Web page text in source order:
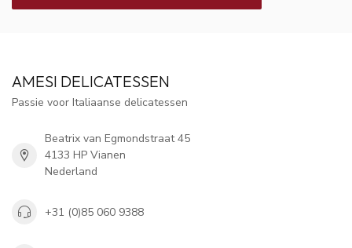
AMESI DELICATESSEN
Passie voor Italiaanse delicatessen
Beatrix van Egmondstraat 45
4133 HP Vianen
Nederland
+31 (0)85 060 9388